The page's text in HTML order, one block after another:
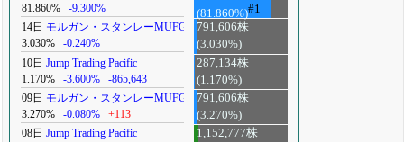
81.860%
-9.300%
(81.860%)#1
14日 モルガン・スタンレーMUFG
3.030%
-0.240%
791,606株
(3.030%)
10日 Jump Trading Pacific
1.170%
-3.600% -865,643
287,134株
(1.170%)
09日 モルガン・スタンレーMUFG
3.270%
-0.080% +113
791,606株
(3.270%)
08日 Jump Trading Pacific
1,152,777株